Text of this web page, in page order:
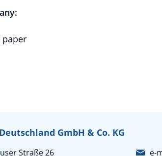
paper
GmbH & Co. KG
Straße 26 e-